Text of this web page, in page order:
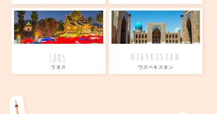
LAOS
ラオス
UZBEKISTAN
ウズベキスタン